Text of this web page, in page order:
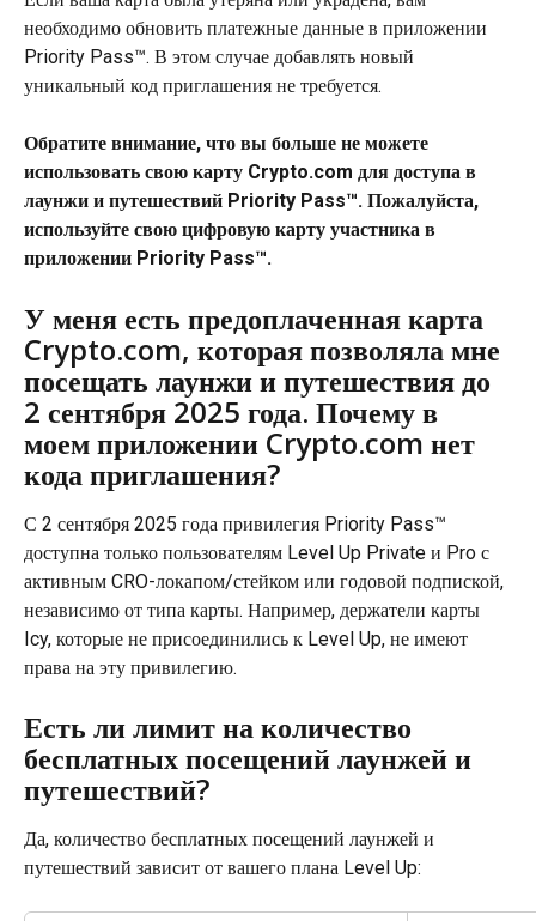
необходимо обновить платежные данные в приложении
Priority Pass™. В этом случае добавлять новый
уникальный код приглашения не требуется.
Обратите внимание, что вы больше не можете
использовать свою карту Crypto.com для доступа в
лаунжи и путешествий Priority Pass™. Пожалуйста,
используйте свою цифровую карту участника в
приложении Priority Pass™.
У меня есть предоплаченная карта
Crypto.com, которая позволяла мне
посещать лаунжи и путешествия до
2 сентября 2025 года. Почему в
моем приложении Crypto.com нет
кода приглашения?
С 2 сентября 2025 года привилегия Priority Pass™
доступна только пользователям Level Up Private и Pro с
активным CRO-локапом/стейком или годовой подпиской,
независимо от типа карты. Например, держатели карты
Icy, которые не присоединились к Level Up, не имеют
права на эту привилегию.
Есть ли лимит на количество
бесплатных посещений лаунжей и
путешествий?
Да, количество бесплатных посещений лаунжей и
путешествий зависит от вашего плана Level Up: